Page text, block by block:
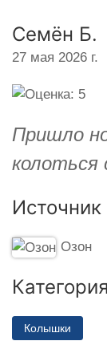
Семён Б.
27 мая 2026 г.
Пришло
колоться
Источник
Озон
Категория
Колышки